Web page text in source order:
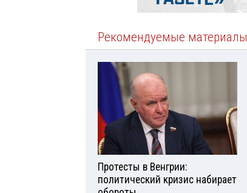
Рекомендуемые материалы
Протесты в Венгрии:
политический кризис набирает